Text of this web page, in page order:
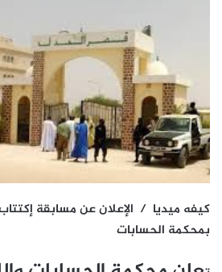
بمحكمة الحسابات